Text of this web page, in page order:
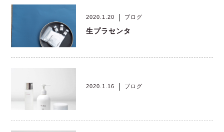
コスメティックサイト
© 2023 T’s Kiss
2020.1.20 ブログ
生プラセンタ
2020.1.16 ブログ